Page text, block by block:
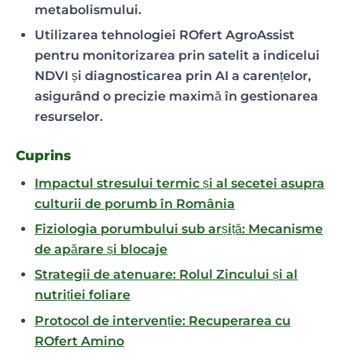
metabolismului.
Utilizarea tehnologiei ROfert AgroAssist
pentru monitorizarea prin satelit a indicelui
NDVI și diagnosticarea prin AI a carențelor,
asigurând o precizie maximă în gestionarea
resurselor.
Cuprins
Impactul stresului termic și al secetei asupra
culturii de porumb în România
Fiziologia porumbului sub arșiță: Mecanisme
de apărare și blocaje
Strategii de atenuare: Rolul Zincului și al
nutriției foliare
Protocol de intervenție: Recuperarea cu
ROfert Amino